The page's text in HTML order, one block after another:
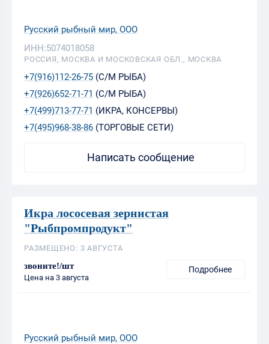
Русский рыбный мир, ООО
ИНН:5074018058
РОССИЯ, МОСКВА И МОСКОВСКАЯ ОБЛ., МОСКВА
+7(916)112-26-75 (С/М РЫБА)
+7(926)652-71-71 (С/М РЫБА)
+7(499)713-77-71 (ИКРА, КОНСЕРВЫ)
+7(495)968-38-86 (ТОРГОВЫЕ СЕТИ)
Написать сообщение
Икра лососевая зернистая
"Рыбпромпродукт"
РАЗМЕЩЕНО: 3 АВГУСТА
звоните!/шт
Цена на 3 августа
Подробнее
Русский рыбный мир, ООО